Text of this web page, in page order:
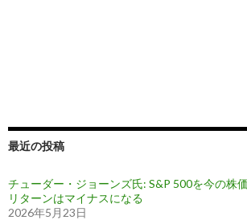
最近の投稿
チューダー・ジョーンズ氏: S&P 500を今の株
リターンはマイナスになる
2026年5月23日